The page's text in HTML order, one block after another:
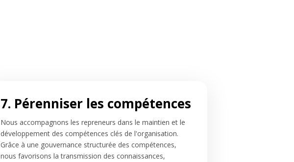
7. Pérenniser les compétences
Nous accompagnons les repreneurs dans le maintien et le
développement des compétences clés de l'organisation.
Grâce à une gouvernance structurée des compétences,
nous favorisons la transmission des connaissances,